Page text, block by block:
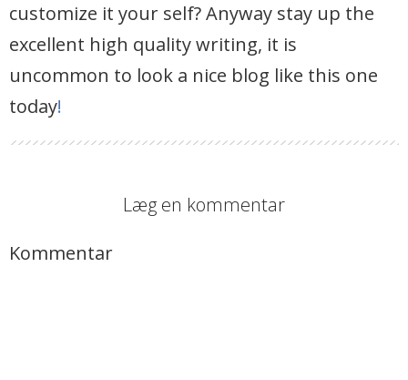
customize it your self? Anyway stay up the
excellent high quality writing, it is
uncommon to look a nice blog like this one
today!
Læg en kommentar
Kommentar